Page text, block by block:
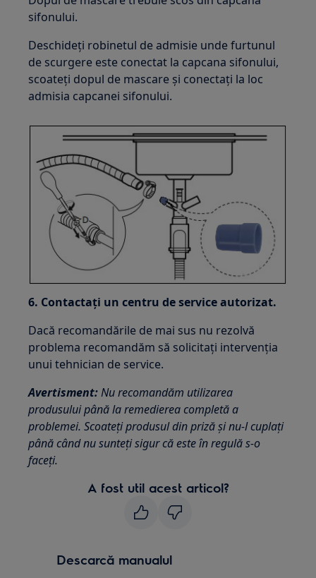
sifonului.
Deschideţi robinetul de admisie unde furtunul
de scurgere este conectat la capcana sifonului,
scoateţi dopul de mascare şi conectaţi la loc
admisia capcanei sifonului.
6. Contactați un centru de service autorizat.
Dacă recomandările de mai sus nu rezolvă
problema recomandăm să solicitaţi intervenţia
unui tehnician de service.
Avertisment:Nu recomandăm utilizarea
produsului până la remedierea completă a
problemei. Scoateţi produsul din priză şi nu-l cuplaţi
până când nu sunteţi sigur că este în regulă s-o
faceţi.
A fost util acest articol?
Descarcă manualul